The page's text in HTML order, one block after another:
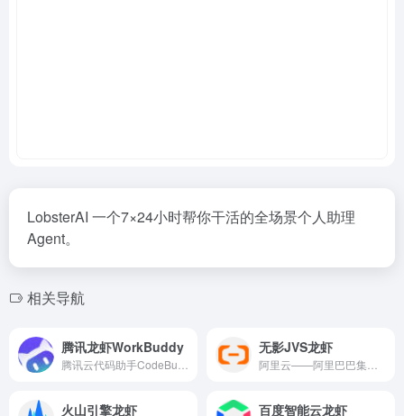
LobsterAI 一个7×24小时帮你干活的全场景个人助理
Agent。
相关导航
腾讯龙虾WorkBuddy 无影JVS龙虾
火山引擎龙虾 百度智能云龙虾